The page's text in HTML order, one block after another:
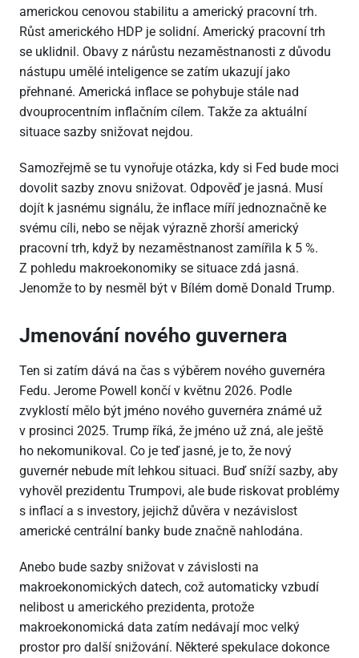
americkou cenovou stabilitu a americký pracovní trh.
Růst amerického HDP je solidní. Americký pracovní trh
se uklidnil. Obavy z nárůstu nezaměstnanosti z důvodu
nástupu umělé inteligence se zatím ukazují jako
přehnané. Americká inflace se pohybuje stále nad
dvouprocentním inflačním cílem. Takže za aktuální
situace sazby snižovat nejdou.
Samozřejmě se tu vynořuje otázka, kdy si Fed bude moci
dovolit sazby znovu snižovat. Odpověď je jasná. Musí
dojít k jasnému signálu, že inflace míří jednoznačně ke
svému cíli, nebo se nějak výrazně zhorší americký
pracovní trh, když by nezaměstnanost zamířila k 5 %.
Z pohledu makroekonomiky se situace zdá jasná.
Jenomže to by nesměl být v Bílém domě Donald Trump.
Jmenování nového guvernera
Ten si zatím dává na čas s výběrem nového guvernéra
Fedu. Jerome Powell končí v květnu 2026. Podle
zvyklostí mělo být jméno nového guvernéra známé už
v prosinci 2025. Trump říká, že jméno už zná, ale ještě
ho nekomunikoval. Co je teď jasné, je to, že nový
guvernér nebude mít lehkou situaci. Buď sníží sazby, aby
vyhověl prezidentu Trumpovi, ale bude riskovat problémy
s inflací a s investory, jejichž důvěra v nezávislost
americké centrální banky bude značně nahlodána.
Anebo bude sazby snižovat v závislosti na
makroekonomických datech, což automaticky vzbudí
nelibost u amerického prezidenta, protože
makroekonomická data zatím nedávají moc velký
prostor pro další snižování. Některé spekulace dokonce